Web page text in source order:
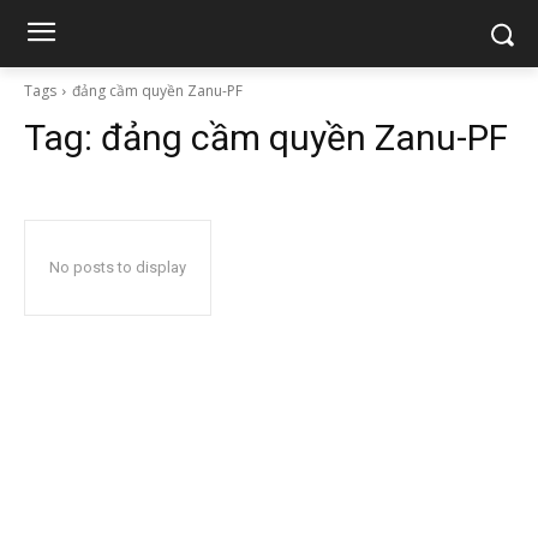
Tags đảng cầm quyền Zanu-PF
Tag: đảng cầm quyền Zanu-PF
No posts to display